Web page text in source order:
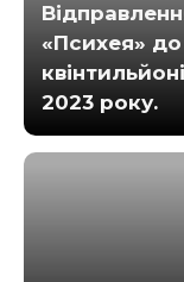
«Психея» до
2023 року.